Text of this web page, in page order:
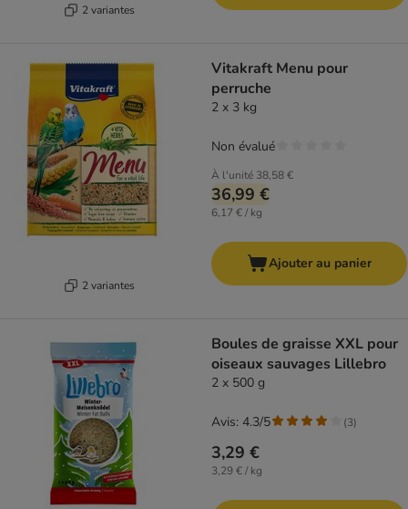
2 variantes
2 variantes
Vitakraft Menu pour
perruche
2 x 3 kg
À l'unité 38,58 €
36,99 €
6,17 € / kg
Non évalué
Ajouter au panier
Boules de graisse XXL pour
oiseaux sauvages Lillebro
2 x 500 g
3,29 €
3,29 € / kg
Avis: 4.3/5 (3)